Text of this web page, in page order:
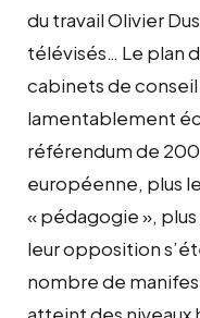
du travail Olivier
télévisés… Le plan
cabinets de
lamentablement
référendum de
européenne, plus
« pédagogie »,
leur opposition
nombre de